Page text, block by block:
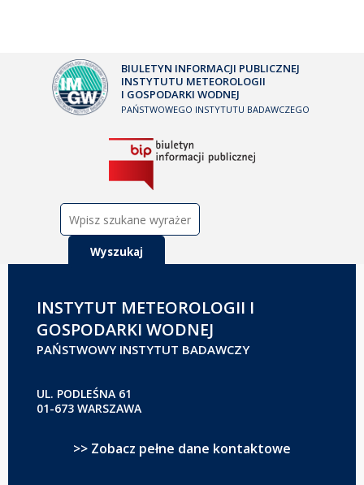
BIULETYN INFORMACJI PUBLICZNEJ
INSTYTUTU METEOROLOGII
I GOSPODARKI WODNEJ
PAŃSTWOWEGO INSTYTUTU BADAWCZEGO
INSTYTUT METEOROLOGII I
GOSPODARKI WODNEJ
PAŃSTWOWY INSTYTUT BADAWCZY
UL. PODLEŚNA 61
01-673 WARSZAWA
>> Zobacz pełne dane kontaktowe